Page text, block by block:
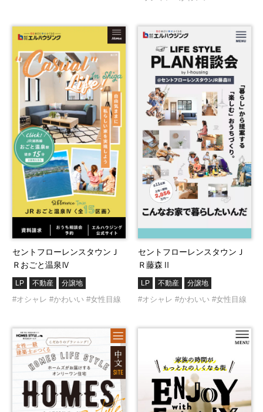
セントフローレンスタウンＪ
Ｒおごと温泉Ⅳ
LP 不動産 分譲地
#オシャレ #かわいい #女性目線
セントフローレンスタウンＪ
Ｒ藤森Ⅱ
LP 不動産 分譲地
#オシャレ #かわいい #女性目線